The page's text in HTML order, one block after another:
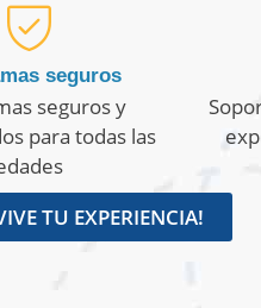
seguros
seguros y
para todas las
TU EXPERIENCIA!